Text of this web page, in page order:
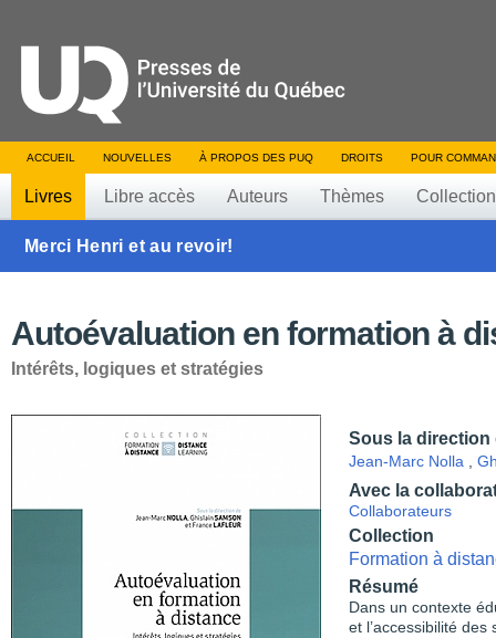
ACCUEIL NOUVELLES À PROPOS DES PUQ DROITS POUR
Livres Libre accès Auteurs Thèmes
Merci Henri et au revoir!
Autoévaluation en formation à
Intérêts, logiques et stratégies
Sous la direction
Jean-Marc Nolla
Avec la
Collaborateurs
Collection
Formation à
Résumé
Dans un contexte
et l’accessibilité